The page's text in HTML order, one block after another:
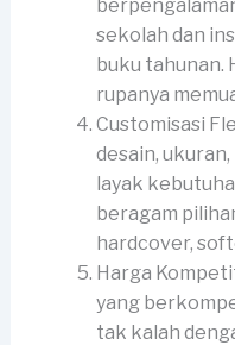
sekolah dan
buku tahunan.
rupanya
Customisasi
desain,
layak
beragam
hardcover,
Harga
yang
tak kalah